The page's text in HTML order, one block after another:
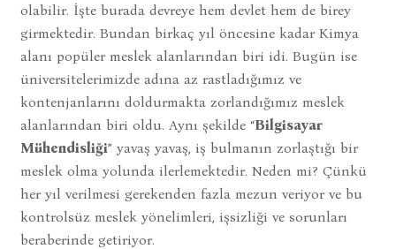
olabilir. İşte burada devreye hem devlet hem de birey
girmektedir. Bundan birkaç yıl öncesine kadar Kimya
alanı popüler meslek alanlarından biri idi. Bugün ise
üniversitelerimizde adına az rastladığımız ve
kontenjanlarını doldurmakta zorlandığımız meslek
alanlarından biri oldu. Aynı şekilde “Bilgisayar
Mühendisliği” yavaş yavaş, iş bulmanın zorlaştığı bir
meslek olma yolunda ilerlemektedir. Neden mi? Çünkü
her yıl verilmesi gerekenden fazla mezun veriyor ve bu
kontrolsüz meslek yönelimleri, işsizliği ve sorunları
beraberinde getiriyor.